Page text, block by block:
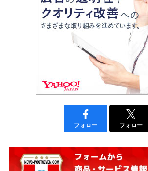
フォロー フォロー